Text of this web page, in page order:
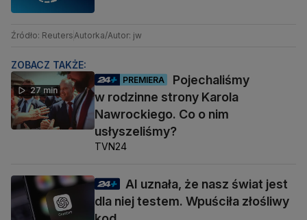
Źródło: ReutersAutorka/Autor: jw
ZOBACZ TAKŻE:
27 min
PREMIERA
Pojechaliśmy
w rodzinne strony Karola
Nawrockiego. Co o nim
usłyszeliśmy?
TVN24
AI uznała, że nasz świat jest
dla niej testem. Wpuściła złośliwy